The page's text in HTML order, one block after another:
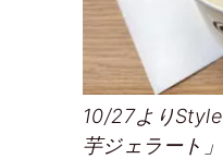
10/27より
芋ジェラート」